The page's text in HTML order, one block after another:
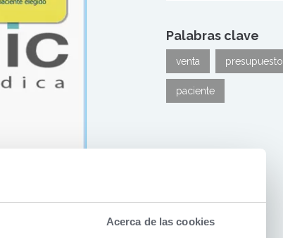
Acerca de las cookies
Palabras clave
venta presupuesto
paciente